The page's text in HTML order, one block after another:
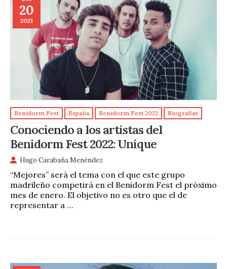
20
2021
Benidorm Fest España Benidorm Fest 2022 Biografias
Conociendo a los artistas del
Benidorm Fest 2022: Unique
Hugo Carabaña Menéndez
“Mejores” será el tema con el que este grupo
madrileño competirá en el Benidorm Fest el próximo
mes de enero. El objetivo no es otro que el de
representar a …